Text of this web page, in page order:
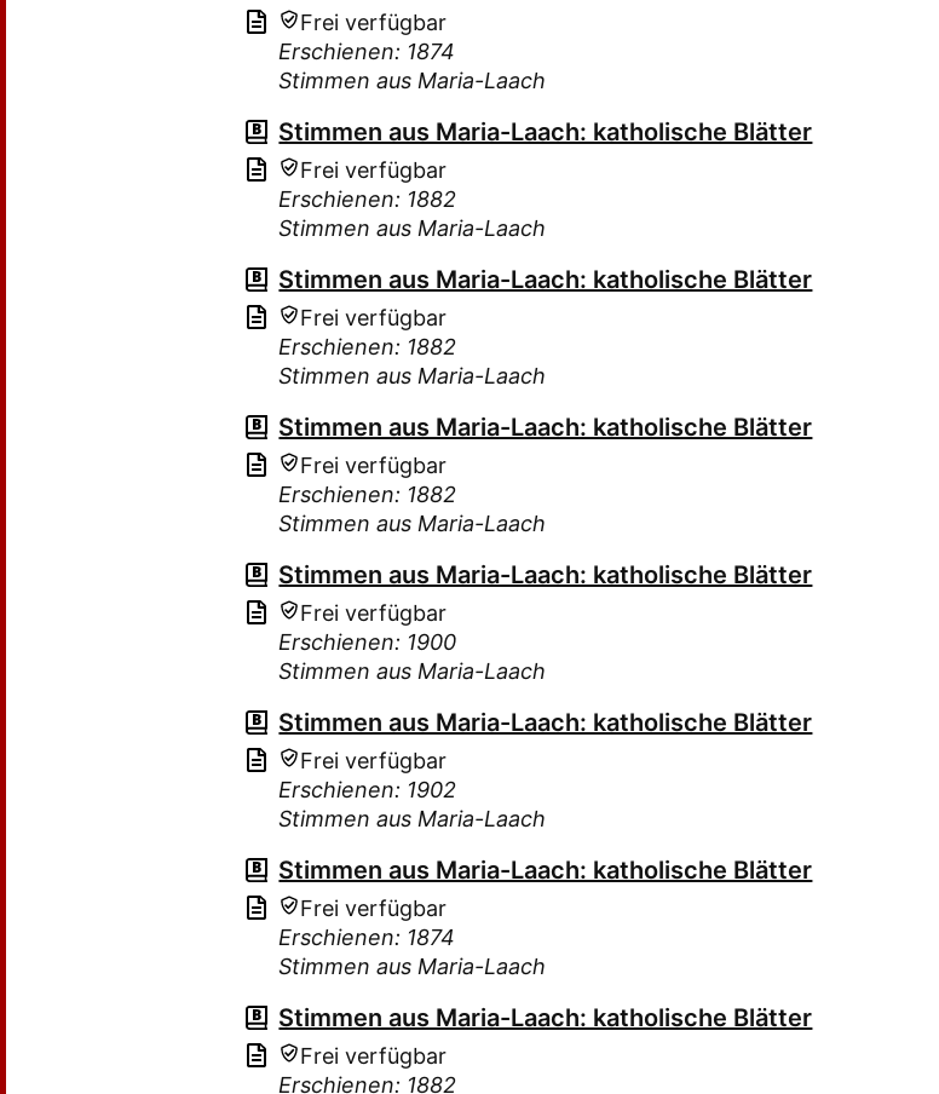
Frei verfügbar
Erschienen: 1874
Stimmen aus Maria-Laach
Stimmen aus Maria-Laach: katholische Blätter
Frei verfügbar
Erschienen: 1882
Stimmen aus Maria-Laach
Stimmen aus Maria-Laach: katholische Blätter
Frei verfügbar
Erschienen: 1882
Stimmen aus Maria-Laach
Stimmen aus Maria-Laach: katholische Blätter
Frei verfügbar
Erschienen: 1882
Stimmen aus Maria-Laach
Stimmen aus Maria-Laach: katholische Blätter
Frei verfügbar
Erschienen: 1900
Stimmen aus Maria-Laach
Stimmen aus Maria-Laach: katholische Blätter
Frei verfügbar
Erschienen: 1902
Stimmen aus Maria-Laach
Stimmen aus Maria-Laach: katholische Blätter
Frei verfügbar
Erschienen: 1874
Stimmen aus Maria-Laach
Stimmen aus Maria-Laach: katholische Blätter
Frei verfügbar
Erschienen: 1882